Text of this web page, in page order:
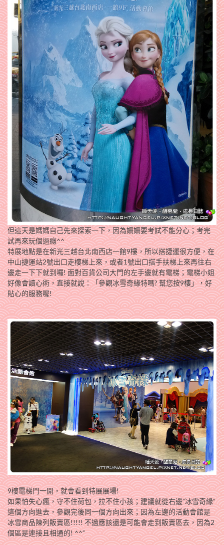
但這天是媽媽自己先來探索一下，因為姍姍要考試不能分心；考完
試再來玩個過癮^^
特展地點是在新光三越台北南西店一館9樓，所以搭捷運很方便，在
中山捷運站2號出口走樓梯上來，或者1號出口搭手扶梯上來再往右
邊走一下下就到囉! 面對百貨公司大門的左手邊就有電梯；電梯小姐
好像會讀心術，直接就說：「參觀冰雪奇緣特嗎? 幫您按9樓」，好
貼心的服務喔!
9樓電梯門一開，就會看到特展展場!
如果怕失心瘋，守不住荷包，拉不住小孩；建議就從右邊”冰雪奇緣”
這個方向進去，參觀完後同一個方向出來；因為左邊的活動會館是
冰雪商品陳列販賣區!!!!! 不過應該還是可能會走到販賣區去，因為2
個區是連接且相通的! ^^”